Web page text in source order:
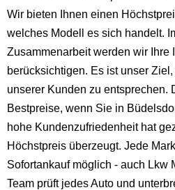
Wir bieten Ihnen einen
welches Modell es sich handelt.
Zusammenarbeit werden wir Ihre
berücksichtigen. Es ist unser
unserer Kunden zu entsprechen.
Bestpreise, wenn Sie in
hohe Kundenzufriedenheit hat
Höchstpreis überzeugt. Jede
Sofortankauf möglich - auch Lkw
Team prüft jedes Auto und